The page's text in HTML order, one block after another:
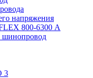
напряжения
800-6300 А
шинопровод
3